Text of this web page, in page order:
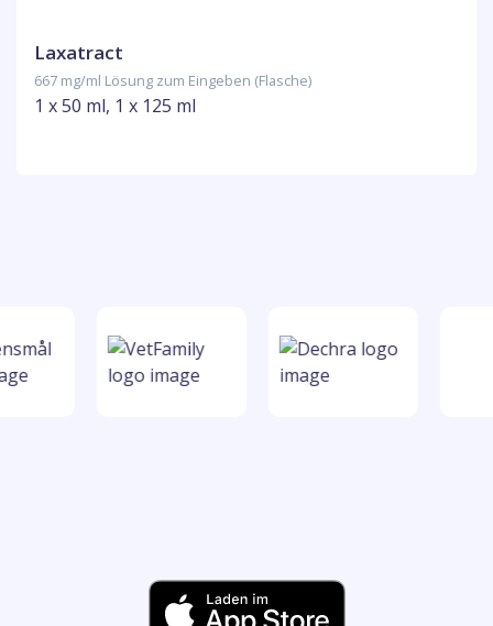
Laxatract
667 mg/ml Lösung zum Eingeben (Flasche)
1 x 50 ml, 1 x 125 ml